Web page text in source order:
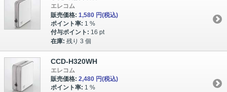
エレコム
販売価格: 1,580 円(税込)
ポイント率: 1 %
付与ポイント: 16 pt
在庫: 残り 3 個
CCD-H320WH
エレコム
販売価格: 2,480 円(税込)
ポイント率: 1 %